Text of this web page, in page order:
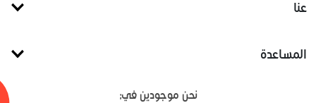
عنا
المساعدة
نحن موجودين في: